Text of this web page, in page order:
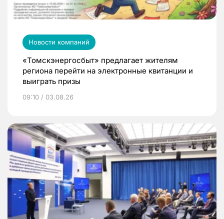
Новости компаний
«Томскэнергосбыт» предлагает жителям
региона перейти на электронные квитанции и
выиграть призы
09:10 / 03.08.26